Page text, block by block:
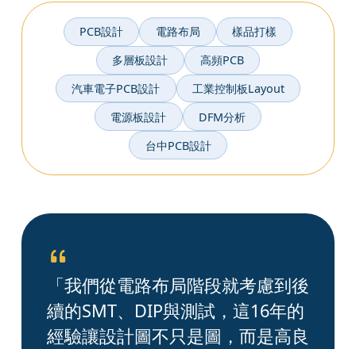
PCB設計 電路布局
樣品打樣
多層板設計
高頻PCB
汽車電子PCB設計
工業控制板Layout
電源板設計
DFM分析
台中PCB設計
「我們從電路布局階段就考慮到後
續的SMT、DIP與測試，這16年的
經驗讓設計圖不只是圖，而是高良